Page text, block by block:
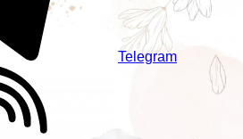
Telegram